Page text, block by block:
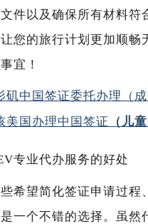
件以及确保所有材料符
您的旅行计划更加顺
宜！
矶中国签证委托办理（
美国办理中国签证 （儿童
专业代办服务的好处
希望简化签证申请过
一个不错的选择。虽